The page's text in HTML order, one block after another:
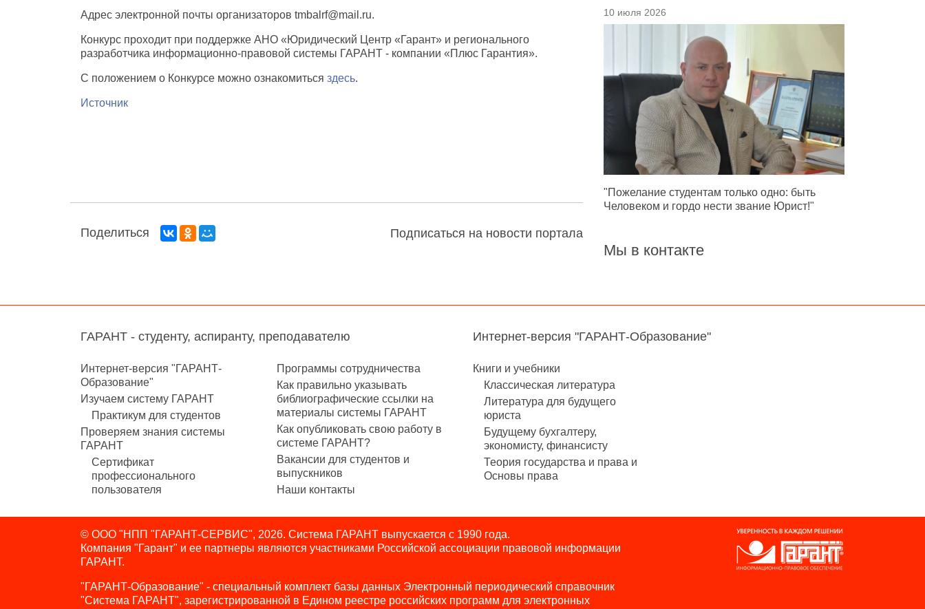
Адрес электронной почты организаторов tmbalrf@mail.ru.
Конкурс проходит при поддержке АНО «Юридический Центр «Гарант» и регионального
разработчика информационно-правовой системы ГАРАНТ - компании «Плюс Гарантия».
С положением о Конкурсе можно ознакомиться здесь.
Источник
Поделиться Подписаться на новости портала
10 июля 2026
"Пожелание студентам только одно: быть
Человеком и гордо нести звание Юрист!"
Мы в контакте
ГАРАНТ - студенту, аспиранту, преподавателю
Интернет-версия "ГАРАНТ-
Образование"
Изучаем систему ГАРАНТ
Практикум для студентов
Проверяем знания системы
ГАРАНТ
Сертификат
профессионального
пользователя
Программы сотрудничества
Как правильно указывать
библиографические ссылки на
материалы системы ГАРАНТ
Как опубликовать свою работу в
системе ГАРАНТ?
Вакансии для студентов и
выпускников
Наши контакты
Интернет-версия "ГАРАНТ-Образование"
Книги и учебники
Классическая литература
Литература для будущего
юриста
Будущему бухгалтеру,
экономисту, финансисту
Теория государства и права и
Основы права
© ООО "НПП "ГАРАНТ-СЕРВИС", 2026. Система ГАРАНТ выпускается с 1990 года.
Компания "Гарант" и ее партнеры являются участниками Российской ассоциации правовой информации
ГАРАНТ.
"ГАРАНТ-Образование" - специальный комплект базы данных Электронный периодический справочник
"Система ГАРАНТ", зарегистрированной в Едином реестре российских программ для электронных